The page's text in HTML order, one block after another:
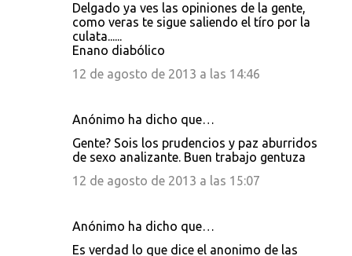
Delgado ya ves las opiniones de la gente,
como veras te sigue saliendo el tíro por la
culata......
Enano diabólico
12 de agosto de 2013 a las 14:46
Anónimo ha dicho que…
Gente? Sois los prudencios y paz aburridos
de sexo analizante. Buen trabajo gentuza
12 de agosto de 2013 a las 15:07
Anónimo ha dicho que…
Es verdad lo que dice el anonimo de las